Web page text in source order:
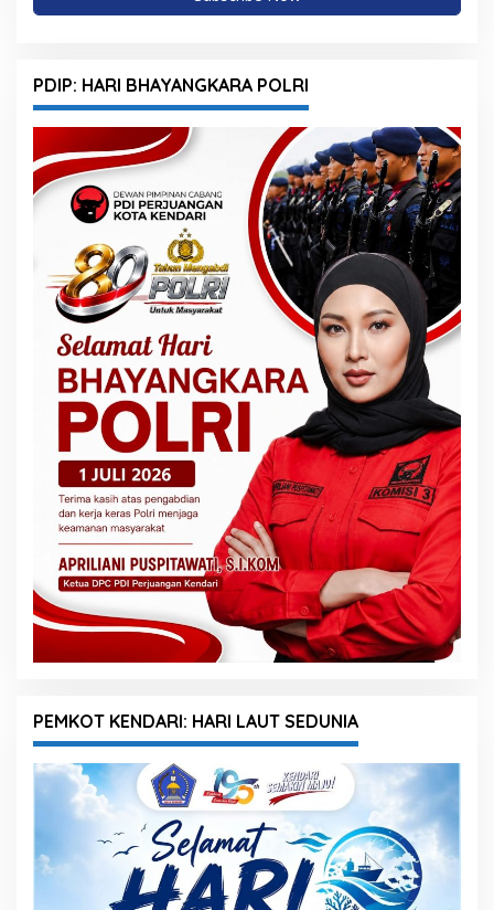
PDIP: HARI BHAYANGKARA POLRI
PEMKOT KENDARI: HARI LAUT SEDUNIA